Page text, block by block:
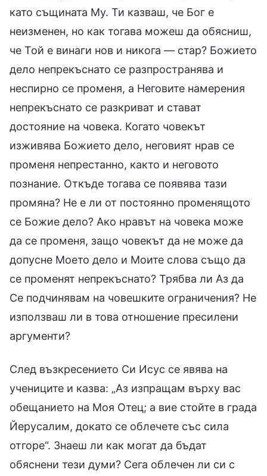
като същината Му. Ти казваш, че Бог е
неизменен, но как тогава можеш да обясниш,
че Той е винаги нов и никога — стар? Божието
дело непрекъснато се разпространява и
неспирно се променя, а Неговите намерения
непрекъснато се разкриват и стават
достояние на човека. Когато човекът
изживява Божието дело, неговият нрав се
променя непрестанно, както и неговото
познание. Откъде тогава се появява тази
промяна? Не е ли от постоянно променящото
се Божие дело? Ако нравът на човека може
да се променя, защо човекът да не може да
допусне Моето дело и Моите слова също да
се променят непрекъснато? Трябва ли Аз да
Се подчинявам на човешките ограничения? Не
използваш ли в това отношение пресилени
аргументи?
След възкресението Си Исус се явява на
учениците и казва: „Аз изпращам върху вас
обещанието на Моя Отец; а вие стойте в града
Йерусалим, докато се облечете със сила
отгоре“. Знаеш ли как могат да бъдат
обяснени тези думи? Сега облечен ли си с